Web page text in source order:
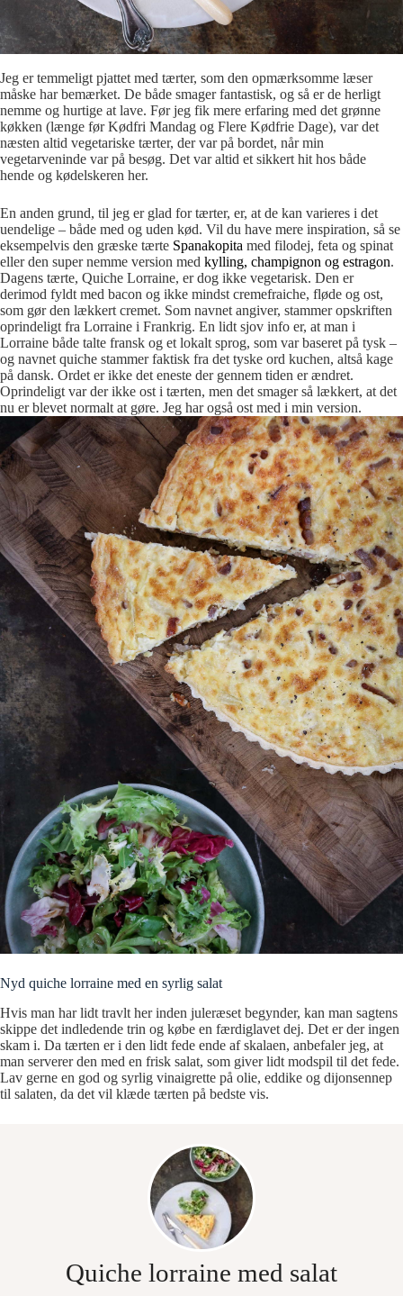
Jeg er temmeligt pjattet med tærter, som den opmærksomme læser
måske har bemærket. De både smager fantastisk, og så er de herligt
nemme og hurtige at lave. Før jeg fik mere erfaring med det grønne
køkken (længe før Kødfri Mandag og Flere Kødfrie Dage), var det
næsten altid vegetariske tærter, der var på bordet, når min
vegetarveninde var på besøg. Det var altid et sikkert hit hos både
hende og kødelskeren her.
En anden grund, til jeg er glad for tærter, er, at de kan varieres i det
uendelige – både med og uden kød. Vil du have mere inspiration, så se
eksempelvis den græske tærte Spanakopita med filodej, feta og spinat
eller den super nemme version med kylling, champignon og estragon.
Dagens tærte, Quiche Lorraine, er dog ikke vegetarisk. Den er
derimod fyldt med bacon og ikke mindst cremefraiche, fløde og ost,
som gør den lækkert cremet. Som navnet angiver, stammer opskriften
oprindeligt fra Lorraine i Frankrig. En lidt sjov info er, at man i
Lorraine både talte fransk og et lokalt sprog, som var baseret på tysk –
og navnet quiche stammer faktisk fra det tyske ord kuchen, altså kage
på dansk. Ordet er ikke det eneste der gennem tiden er ændret.
Oprindeligt var der ikke ost i tærten, men det smager så lækkert, at det
nu er blevet normalt at gøre. Jeg har også ost med i min version.
Nyd quiche lorraine med en syrlig salat
Hvis man har lidt travlt her inden juleræset begynder, kan man sagtens
skippe det indledende trin og købe en færdiglavet dej. Det er der ingen
skam i. Da tærten er i den lidt fede ende af skalaen, anbefaler jeg, at
man serverer den med en frisk salat, som giver lidt modspil til det fede.
Lav gerne en god og syrlig vinaigrette på olie, eddike og dijonsennep
til salaten, da det vil klæde tærten på bedste vis.
Quiche lorraine med salat